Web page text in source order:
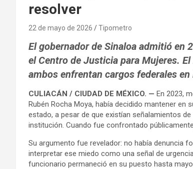
resolver
22 de mayo de 2026 Tipometro
El gobernador de Sinaloa admitió en
el Centro de Justicia para Mujeres.
ambos enfrentan cargos federales
CULIACÁN / CIUDAD DE MÉXICO. — En 2023,
Rubén Rocha Moya, había decidido mantener en
estado, a pesar de que existían señalamientos
institución. Cuando fue confrontado
Su argumento fue revelador: no había denuncia
interpretar ese miedo como una señal de
funcionario permaneció en su puesto hasta